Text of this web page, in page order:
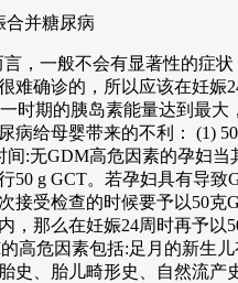
合并糖尿病
，一般不会有显著性的症状
难确诊的，所以应该在妊娠
时期的胰岛素能量达到最大
病给母婴带来的不利： (1)
间:无GDM高危因素的孕妇当
50 g GCT。若孕妇具有导致
接受检查的时候要予以50克
，那么在妊娠24周时再予以
高危因素包括:足月的新生
史、胎儿畸形史、自然流产